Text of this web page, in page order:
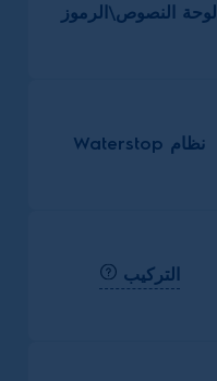
لوحة النصوص\الرموز
نظام Waterstop
التركيب